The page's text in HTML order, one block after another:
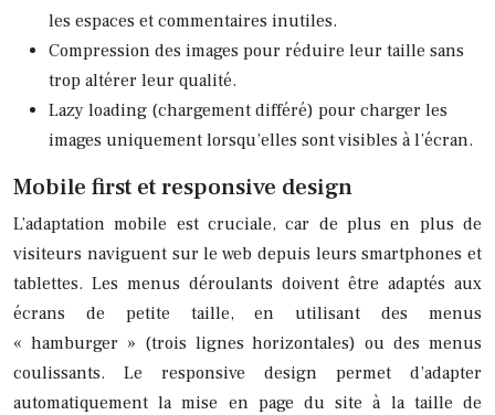
les espaces et commentaires inutiles.
Compression des images pour réduire leur taille sans
trop altérer leur qualité.
Lazy loading (chargement différé) pour charger les
images uniquement lorsqu’elles sont visibles à l’écran.
Mobile first et responsive design
L’adaptation mobile est cruciale, car de plus en plus de
visiteurs naviguent sur le web depuis leurs smartphones et
tablettes. Les menus déroulants doivent être adaptés aux
écrans de petite taille, en utilisant des menus
« hamburger » (trois lignes horizontales) ou des menus
coulissants. Le responsive design permet d’adapter
automatiquement la mise en page du site à la taille de